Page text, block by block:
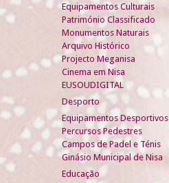
Equipamentos Culturais
Património Classificado
Monumentos Naturais
Arquivo Histórico
Projecto Meganisa
Cinema em Nisa
EUSOUDIGITAL
Desporto
Equipamentos Desportivos
Percursos Pedestres
Campos de Padel e Ténis
Ginásio Municipal de Nisa
Educação